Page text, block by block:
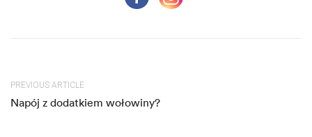
PREVIOUS ARTICLE
Napój z dodatkiem wołowiny?